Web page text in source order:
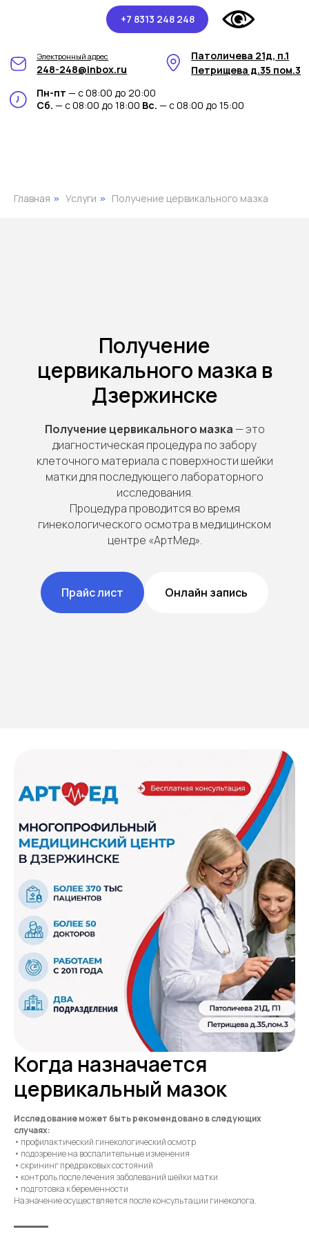
+7 8313 248 248
Пн-пт — с 08:00 до 20:00
Сб.— с 08:00 до 18:00Вс.— с 08:00 до 15:00
Главная » Услуги » Получение цервикального мазка
Получение
цервикального мазка в
Дзержинске
Получение цервикального мазка — это
диагностическая процедура по забору
клеточного материала с поверхности шейки
матки для последующего лабораторного
исследования.
Процедура проводится во время
гинекологического осмотра в медицинском
центре «АртМед».
Прайс лист Онлайн запись
Когда назначается
цервикальный мазок
Исследование может быть рекомендовано в следующих
случаях:
• профилактический гинекологический осмотр
• подозрение на воспалительные изменения
• скрининг предраковых состояний
• контроль после лечения заболеваний шейки матки
• подготовка к беременности
Назначение осуществляется после консультации гинеколога.